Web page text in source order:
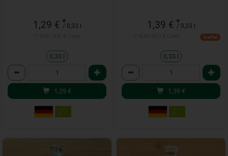
1,29 € *
/ 0,33 l
0,33 l
Anzahl
1,29 €
1,39 € *
/ 0,33 l
Staffel
0,33 l
Anzahl
1,39 €